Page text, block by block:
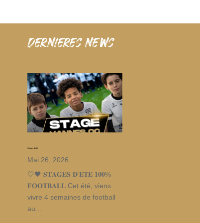
dernieres news
Stages d’été
Mai 26, 2026
🤍🖤 𝐒𝐓𝐀𝐆𝐄𝐒 𝐃’𝐄́𝐓𝐄́ 𝟏𝟎𝟎%
𝐅𝐎𝐎𝐓𝐁𝐀𝐋𝐋 Cet été, viens
vivre 4 semaines de football
au...